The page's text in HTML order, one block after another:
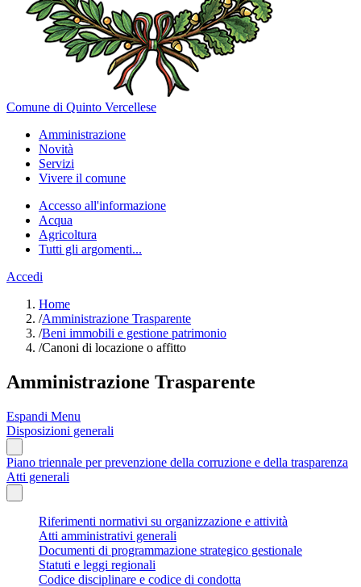
Comune di Quinto Vercellese
Amministrazione
Novità
Servizi
Vivere il comune
Accesso all'informazione
Acqua
Agricoltura
Tutti gli argomenti...
Accedi
Home
/Amministrazione Trasparente
/Beni immobili e gestione patrimonio
/Canoni di locazione o affitto
Amministrazione Trasparente
Espandi Menu
Disposizioni generali
Piano triennale per prevenzione della corruzione e della trasparenza
Atti generali
Riferimenti normativi su organizzazione e attività
Atti amministrativi generali
Documenti di programmazione strategico gestionale
Statuti e leggi regionali
Codice disciplinare e codice di condotta